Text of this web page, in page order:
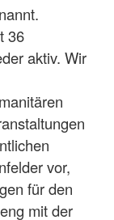
36
aktiv. Wir
vor,
für den
mit der